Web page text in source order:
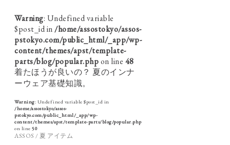
Warning: Undefined variable
$post_id in/home/assostokyo/assos-
pstokyo.com/public_html/_app/wp-
content/themes/apst/template-
parts/blog/popular.phpon line 48
着たほうが良いの？ 夏のインナ
ーウェア基礎知識。
Warning: Undefined variable $post_id in
/home/assostokyo/assos-
pstokyo.com/public_html/_app/wp-
content/themes/apst/template-parts/blog/popular.php
on line 50
ASSOS / 夏 アイテム